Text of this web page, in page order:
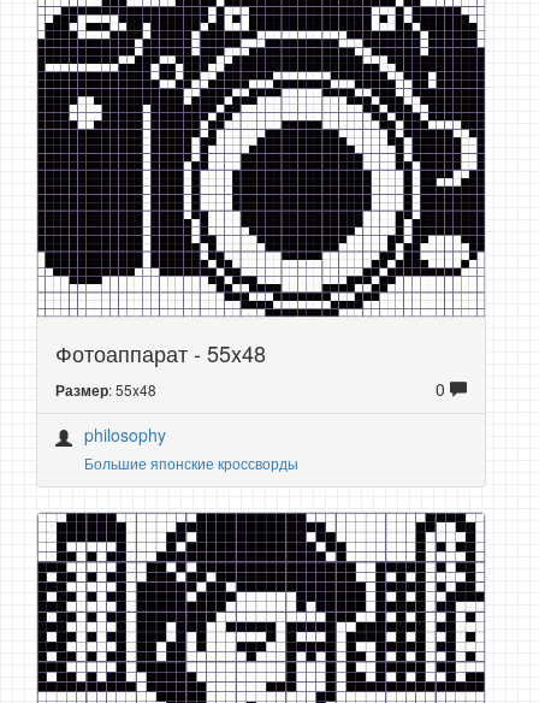
Фотоаппарат - 55x48
Размер: 55x48
0
philosophy
Большие японские кроссворды